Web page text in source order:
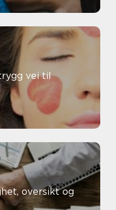
vei til
oversikt og